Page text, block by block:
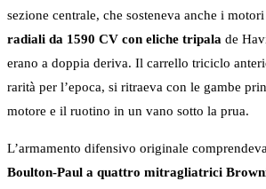
sezione centrale, che sosteneva anche i motori
radiali da 1590 CV con eliche tripala de
erano a doppia deriva. Il carrello triciclo
rarità per l’epoca, si ritraeva con le gambe
motore e il ruotino in un vano sotto la prua.
L’armamento difensivo originale comprendeva
Boulton-Paul a quattro mitragliatrici